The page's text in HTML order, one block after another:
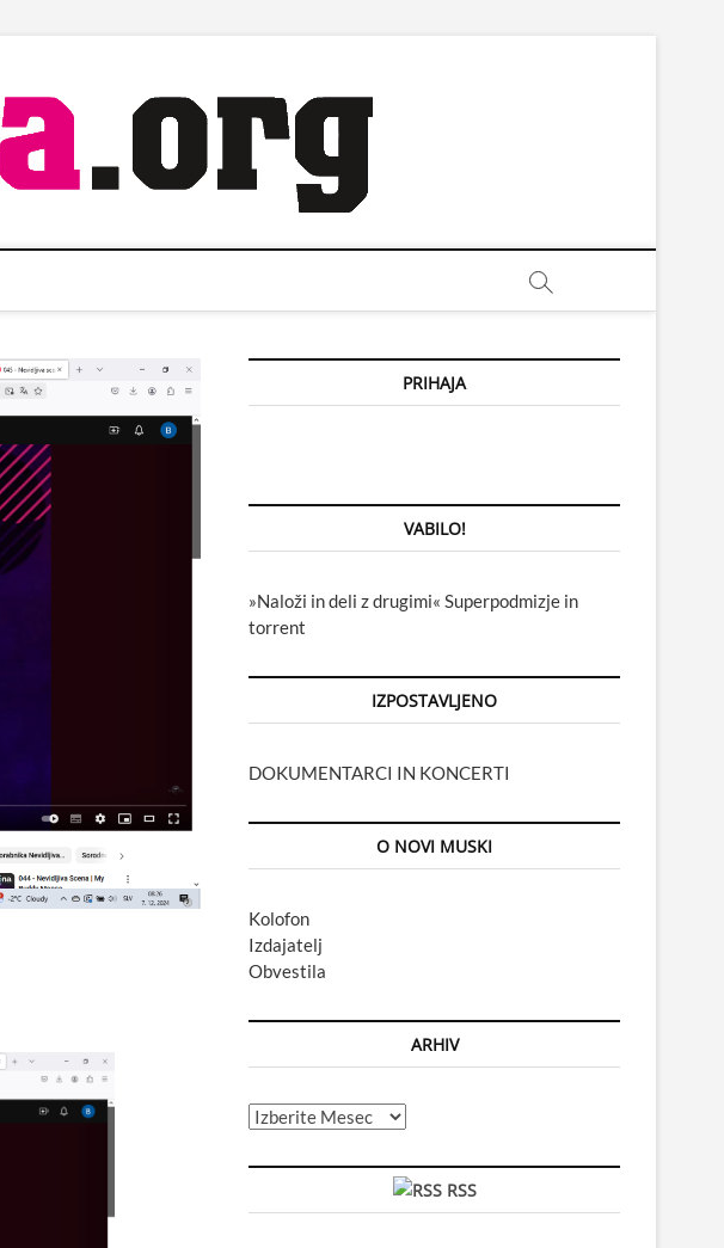
PRIHAJA
VABILO!
»Naloži in deli z drugimi« Superpodmizje in
torrent
IZPOSTAVLJENO
DOKUMENTARCI IN KONCERTI
O NOVI MUSKI
Kolofon
Izdajatelj
Obvestila
ARHIV
Arhiv
RSS